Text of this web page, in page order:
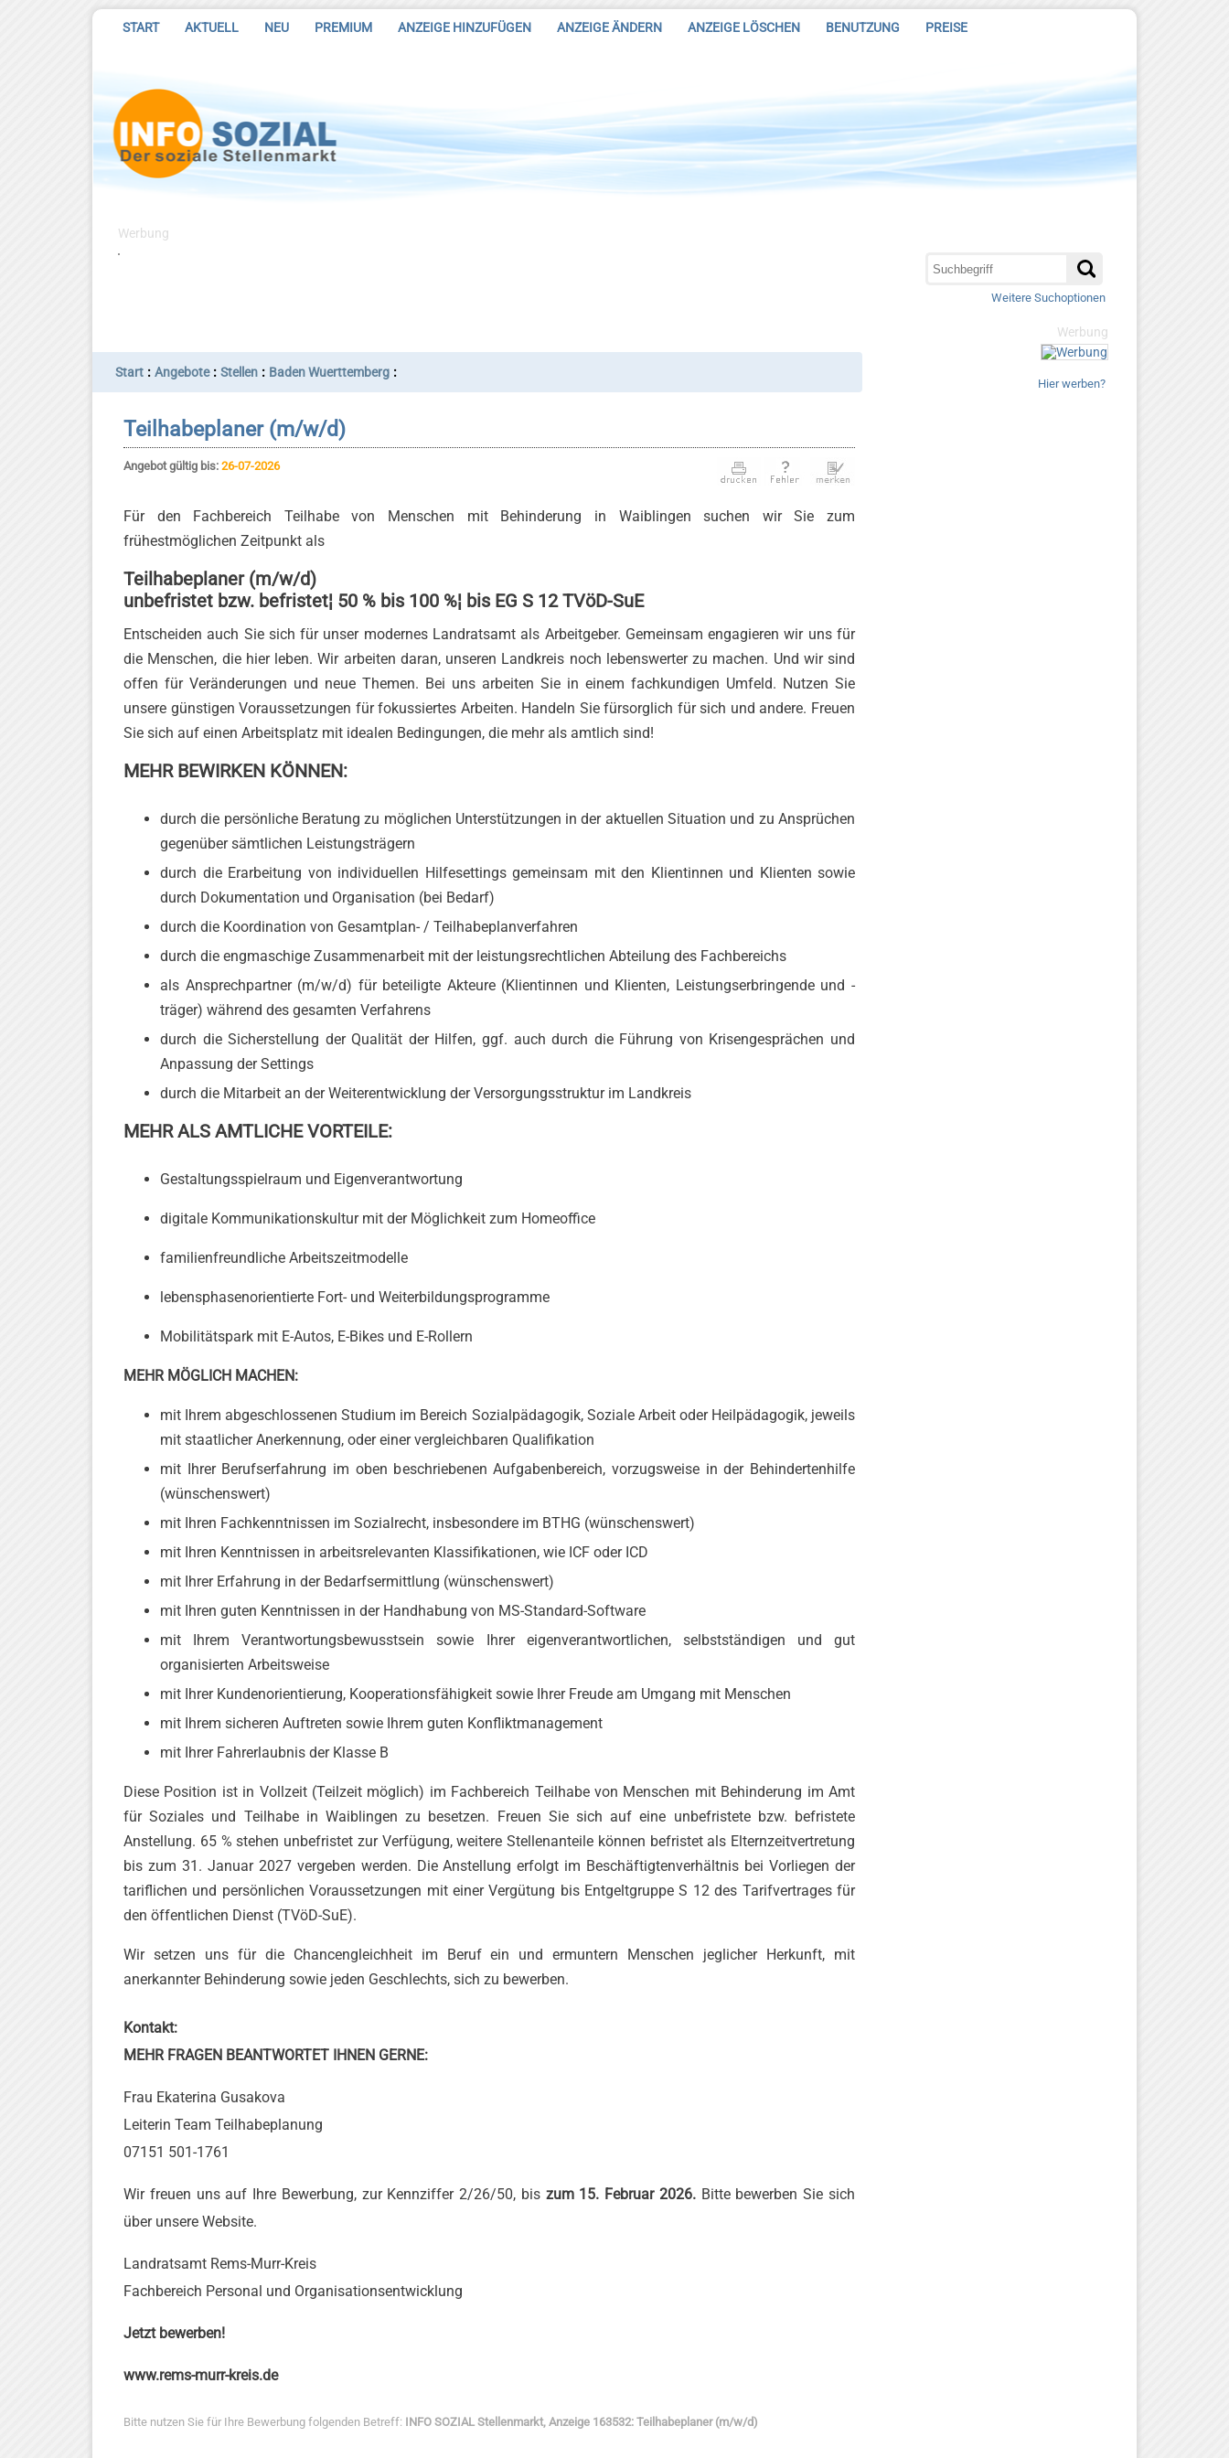
START AKTUELL NEU PREMIUM ANZEIGE HINZUFÜGEN ANZEIGE ÄNDERN ANZEIGE LÖSCHEN BENUTZUNG PREISE
Werbung
Start : Angebote: Stellen : Baden Wuerttemberg :
Teilhabeplaner (m/w/d)
Angebot gültig bis: 26-07-2026
Für den Fachbereich Teilhabe von Menschen mit Behinderung in Waiblingen suchen wir Sie zum
frühestmöglichen Zeitpunkt als
Teilhabeplaner (m/w/d)
unbefristet bzw. befristet¦ 50 % bis 100 %¦ bis EG S 12 TVöD-SuE
Entscheiden auch Sie sich für unser modernes Landratsamt als Arbeitgeber. Gemeinsam engagieren wir uns für
die Menschen, die hier leben. Wir arbeiten daran, unseren Landkreis noch lebenswerter zu machen. Und wir sind
offen für Veränderungen und neue Themen. Bei uns arbeiten Sie in einem fachkundigen Umfeld. Nutzen Sie
unsere günstigen Voraussetzungen für fokussiertes Arbeiten. Handeln Sie fürsorglich für sich und andere. Freuen
Sie sich auf einen Arbeitsplatz mit idealen Bedingungen, die mehr als amtlich sind!
MEHR BEWIRKEN KÖNNEN:
durch die persönliche Beratung zu möglichen Unterstützungen in der aktuellen Situation und zu Ansprüchen
gegenüber sämtlichen Leistungsträgern
durch die Erarbeitung von individuellen Hilfesettings gemeinsam mit den Klientinnen und Klienten sowie
durch Dokumentation und Organisation (bei Bedarf)
durch die Koordination von Gesamtplan- / Teilhabeplanverfahren
durch die engmaschige Zusammenarbeit mit der leistungsrechtlichen Abteilung des Fachbereichs
als Ansprechpartner (m/w/d) für beteiligte Akteure (Klientinnen und Klienten, Leistungserbringende und -
träger) während des gesamten Verfahrens
durch die Sicherstellung der Qualität der Hilfen, ggf. auch durch die Führung von Krisengesprächen und
Anpassung der Settings
durch die Mitarbeit an der Weiterentwicklung der Versorgungsstruktur im Landkreis
MEHR ALS AMTLICHE VORTEILE:
Gestaltungs­spielraum und Eigen­verantwortung
digitale Kommunikations­kultur mit der Möglichkeit zum Home­office
familienfreundliche Arbeitszeit­modelle
lebensphasenorientierte Fort- und Weiter­bildungsprogramme
Mobilitätspark mit E‑Autos, E‑Bikes und E‑Rollern
MEHR MÖGLICH MACHEN:
mit Ihrem abgeschlossenen Studium im Bereich Sozialpädagogik, Soziale Arbeit oder Heilpädagogik, jeweils
mit staatlicher Anerkennung, oder einer vergleichbaren Qualifikation
mit Ihrer Berufserfahrung im oben beschriebenen Aufgabenbereich, vorzugsweise in der Behindertenhilfe
(wünschenswert)
mit Ihren Fachkenntnissen im Sozialrecht, insbesondere im BTHG (wünschenswert)
mit Ihren Kenntnissen in arbeitsrelevanten Klassifikationen, wie ICF oder ICD
mit Ihrer Erfahrung in der Bedarfsermittlung (wünschenswert)
mit Ihren guten Kenntnissen in der Handhabung von MS-Standard-Software
mit Ihrem Verantwortungsbewusstsein sowie Ihrer eigenverantwortlichen, selbstständigen und gut
organisierten Arbeitsweise
mit Ihrer Kundenorientierung, Kooperationsfähigkeit sowie Ihrer Freude am Umgang mit Menschen
mit Ihrem sicheren Auftreten sowie Ihrem guten Konfliktmanagement
mit Ihrer Fahrerlaubnis der Klasse B
Diese Position ist in Vollzeit (Teilzeit möglich) im Fachbereich Teilhabe von Menschen mit Behinderung im Amt
für Soziales und Teilhabe in Waiblingen zu besetzen. Freuen Sie sich auf eine unbefristete bzw. befristete
Anstellung. 65 % stehen unbefristet zur Verfügung, weitere Stellenanteile können befristet als Elternzeitvertretung
bis zum 31. Januar 2027 vergeben werden. Die Anstellung erfolgt im Beschäftigtenverhältnis bei Vorliegen der
tariflichen und persönlichen Voraussetzungen mit einer Vergütung bis Entgeltgruppe S 12 des Tarifvertrages für
den öffentlichen Dienst (TVöD-SuE).
Wir setzen uns für die Chancengleichheit im Beruf ein und ermuntern Menschen jeglicher Herkunft, mit
anerkannter Behinderung sowie jeden Geschlechts, sich zu bewerben.
Kontakt:
MEHR FRAGEN BEANTWORTET IHNEN GERNE:
Frau Ekaterina Gusakova
Leiterin Team Teilhabeplanung
07151 501-1761
Wir freuen uns auf Ihre Bewerbung, zur Kennziffer 2/26/50, bis zum 15. Februar 2026.Bitte bewerben Sie sich
über unsere Website.
Landratsamt Rems-Murr-Kreis
Fachbereich Personal und Organisationsentwicklung
Jetzt bewerben!
www.rems-murr-kreis.de
Bitte nutzen Sie für Ihre Bewerbung folgenden Betreff: INFO SOZIAL Stellenmarkt, Anzeige 163532: Teilhabeplaner (m/w/d)
Weitere Suchoptionen
Werbung
Hier werben?